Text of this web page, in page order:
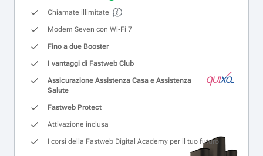
Chiamate illimitate
Modem Seven con Wi‑Fi 7
Fino a due Booster
I vantaggi di Fastweb Club
Assicurazione Assistenza Casa e Assistenza
Salute
Fastweb Protect
Attivazione inclusa
I corsi della Fastweb Digital Academy per il tuo futuro